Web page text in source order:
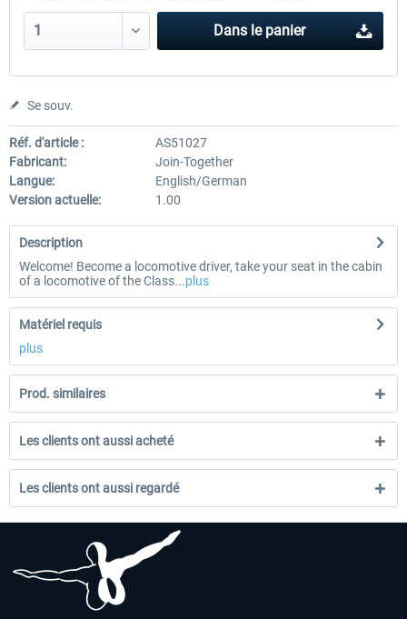
Dans le panier
Se souv.
Réf. d'article :
AS51027
Fabricant:
Join-Together
Langue:
English/German
Version actuelle:
1.00
Description
Welcome! Become a locomotive driver, take your seat in the cabin
of a locomotive of the Class...plus
Matériel requis
plus
Prod. similaires
Les clients ont aussi acheté
Les clients ont aussi regardé